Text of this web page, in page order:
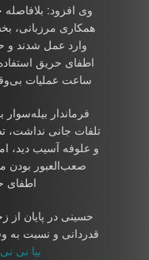
وی افزود:
همکاری مرزبانی،
وارد عمل شدند و
اطفای حریق
ساعت عملیات
فرماندار بیله‌سوار
تلفات جانی نداشت،
و علوفه آسیب دید،
صعب‌العبور بودن
اطفای
حسینی در پایان از
قدردانی و نسبت به
بیا نی نی